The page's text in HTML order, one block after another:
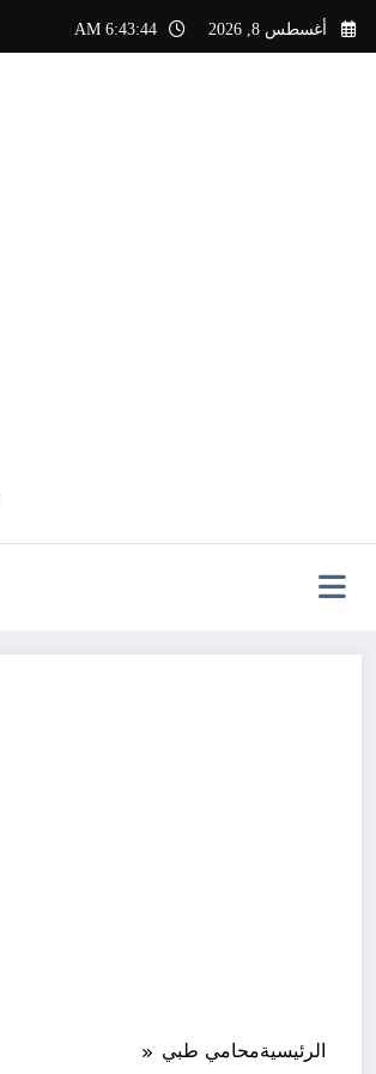
التجاوز
إلى
أغسطس 8, 2026 6:43:44 AM
الرئيسيةمحامي طبي